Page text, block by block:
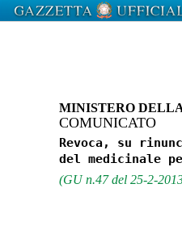
MINISTERO
COMUNICATO
Revoca, su
(GU n.47 del 25-2-